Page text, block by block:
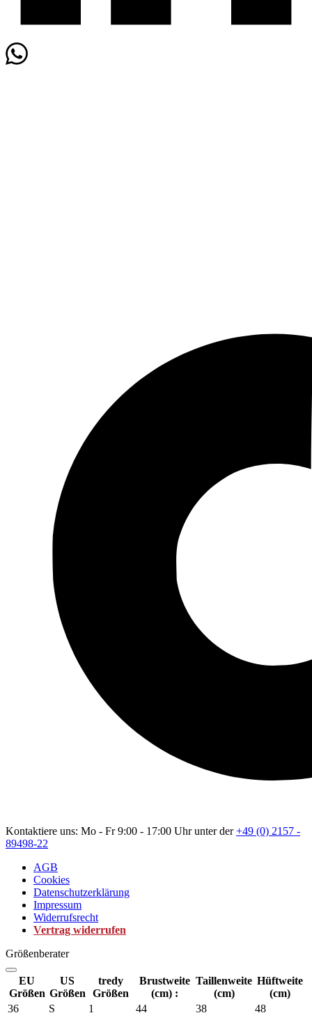
Kontaktiere uns: Mo - Fr 9:00 - 17:00 Uhr unter der+49 (0) 2157 -
89498-22
AGB
Cookies
Datenschutzerklärung
Impressum
Widerrufsrecht
Vertrag widerrufen
Größenberater
EU
Größen
US
Größen
tredy
Größen
Brustweite
(cm) :
Taillenweite
(cm)
Hüftweite
(cm)
36
S 1 44 38
48